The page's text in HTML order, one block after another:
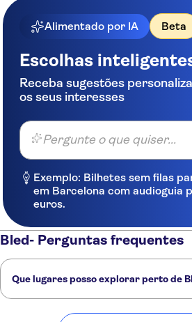
Alimentado por IA Beta
Escolhas
Receba sugestões
os seus interesses
Pergunte o que quiser...
Exemplo: Bilhetes sem filas
em Barcelona com audioguia
euros.
Bled- Perguntas frequentes
Que lugares posso explorar perto de